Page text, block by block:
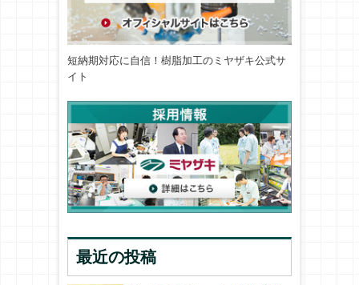
短納期対応に自信！樹脂加工のミヤザキ公式サ
イト
最近の投稿